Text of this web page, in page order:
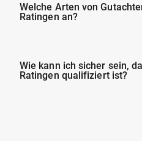
Welche Arten von
Ratingen an?
Wie kann ich sicher sein,
Ratingen qualifiziert ist?